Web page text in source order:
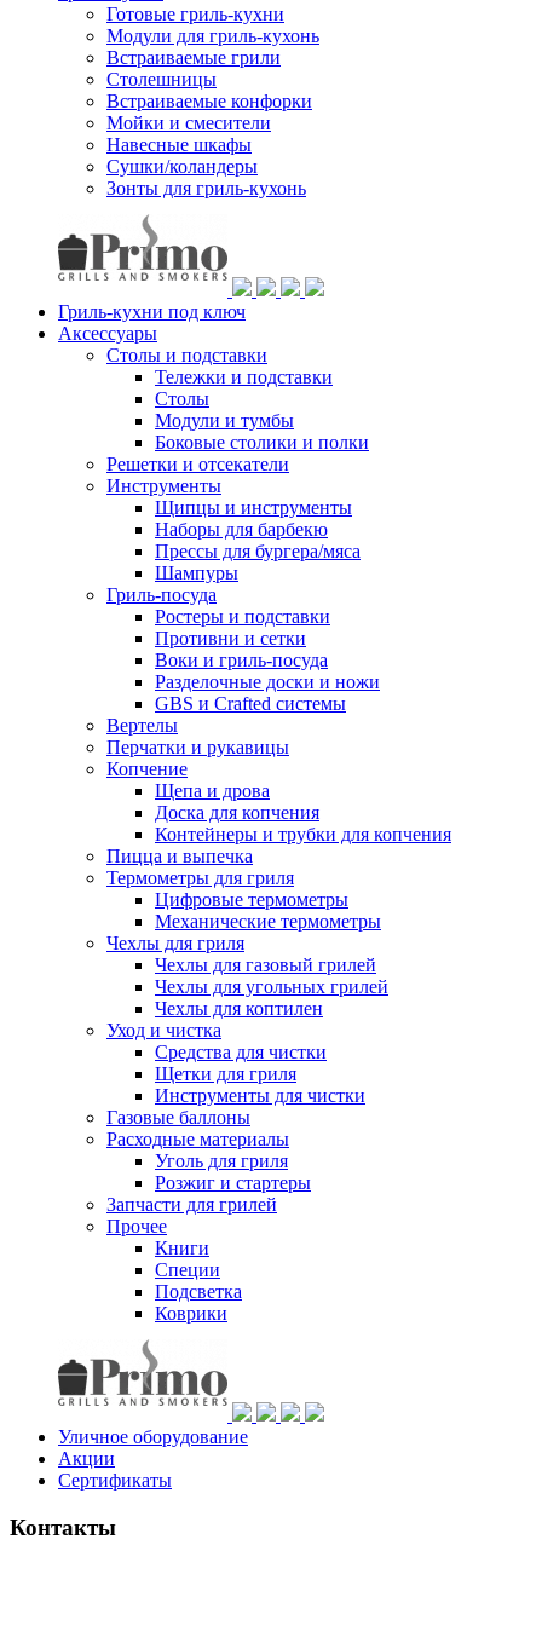
Готовые гриль-кухни
Модули для гриль-кухонь
Встраиваемые грили
Столешницы
Встраиваемые конфорки
Мойки и смесители
Навесные шкафы
Сушки/коландеры
Зонты для гриль-кухонь
Гриль-кухни под ключ
Аксессуары
Столы и подставки
Тележки и подставки
Столы
Модули и тумбы
Боковые столики и полки
Решетки и отсекатели
Инструменты
Щипцы и инструменты
Наборы для барбекю
Прессы для бургера/мяса
Шампуры
Гриль-посуда
Ростеры и подставки
Противни и сетки
Воки и гриль-посуда
Разделочные доски и ножи
GBS и Crafted системы
Вертелы
Перчатки и рукавицы
Копчение
Щепа и дрова
Доска для копчения
Контейнеры и трубки для копчения
Пицца и выпечка
Термометры для гриля
Цифровые термометры
Механические термометры
Чехлы для гриля
Чехлы для газовый грилей
Чехлы для угольных грилей
Чехлы для коптилен
Уход и чистка
Средства для чистки
Щетки для гриля
Инструменты для чистки
Газовые баллоны
Расходные материалы
Уголь для гриля
Розжиг и стартеры
Запчасти для грилей
Прочее
Книги
Специи
Подсветка
Коврики
Уличное оборудование
Акции
Сертификаты
Контакты